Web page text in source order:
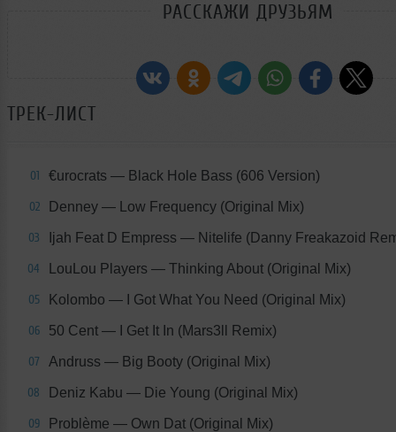
РАССКАЖИ ДРУЗЬЯМ
ТРЕК-ЛИСТ
01 €urocrats — Black Hole Bass (606 Version)
02 Denney — Low Frequency (Original Mix)
03 Ijah Feat D Empress — Nitelife (Danny Freakazoid
04 LouLou Players — Thinking About (Original Mix)
05 Kolombo — I Got What You Need (Original Mix)
06 50 Cent — I Get It In (Mars3ll Remix)
07 Andruss — Big Booty (Original Mix)
08 Deniz Kabu — Die Young (Original Mix)
09 Problème — Own Dat (Original Mix)